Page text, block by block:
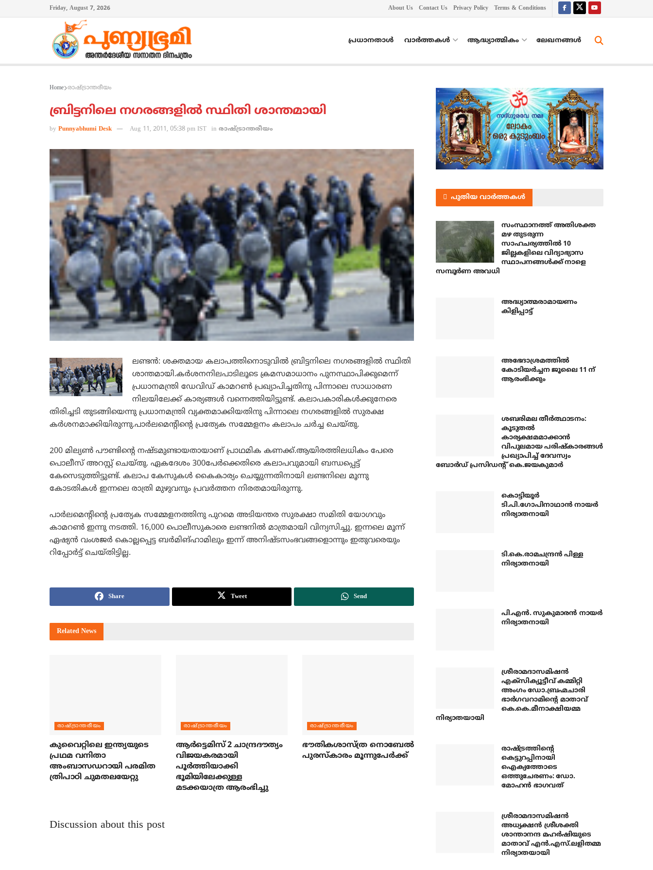
Friday, August 7, 2026 About Us Contact Us Privacy Policy Terms & Conditions
പ്രധാനതാൾ വാർത്തകൾ ആദ്ധ്യാത്മികം ലേഖനങ്ങള്‍
Home രാഷ്ട്രാന്തരീയം
ബ്രിട്ടനിലെ നഗരങ്ങളില്‍ സ്ഥിതി ശാന്തമായി
by Punnyabhumi Desk Aug 11, 2011, 05:38 pm IST in രാഷ്ട്രാന്തരീയം
ലണ്ടന്‍: ശക്തമായ കലാപത്തിനൊടുവില്‍ ബ്രിട്ടനിലെ നഗരങ്ങളില്‍ സ്ഥിതി
ശാന്തമായി.കര്‍ശനനിലപാടിലൂടെ ക്രമസമാധാനം പുനസ്ഥാപിക്കുമെന്ന്
പ്രധാനമന്ത്രി ഡേവിഡ് കാമറണ്‍ പ്രഖ്യാപിച്ചതിനു പിന്നാലെ സാധാരണ
നിലയിലേക്ക് കാര്യങ്ങള്‍ വന്നെത്തിയിട്ടുണ്ട്. കലാപകാരികള്‍ക്കുനേരെ
തിരിച്ചടി തുടങ്ങിയെന്നു പ്രധാനമന്ത്രി വ്യക്തമാക്കിയതിനു പിന്നാലെ നഗരങ്ങളില്‍ സുരക്ഷ
കര്‍ശനമാക്കിയിരുന്നു.പാര്‍ലമെന്റിന്റെ പ്രത്യേക സമ്മേളനം കലാപം ചര്‍ച്ച ചെയ്തു.
200 മില്യണ്‍ പൗണ്ടിന്റെ നഷ്ടമുണ്ടായതായാണ് പ്രാഥമിക കണക്ക്.ആയിരത്തിലധികം പേരെ
പൊലീസ് അറസ്റ്റ് ചെയ്തു. ഏകദേശം 300പേര്‍ക്കെതിരെ കലാപവുമായി ബന്ധപ്പെട്ട്
കേസെടുത്തിട്ടുണ്ട്. കലാപ കേസുകള്‍ കൈകാര്യം ചെയ്യുന്നതിനായി ലണ്ടനിലെ മൂന്നു
കോടതികള്‍ ഇന്നലെ രാത്രി മുഴുവനും പ്രവര്‍ത്തന നിരതമായിരുന്നു.
പാര്‍ലമെന്റിന്റെ പ്രത്യേക സമ്മേളനത്തിനു പുറമെ അടിയന്തര സുരക്ഷാ സമിതി യോഗവും
കാമറണ്‍ ഇന്നു നടത്തി. 16,000 പൊലീസുകാരെ ലണ്ടനില്‍ മാത്രമായി വിന്യസിച്ചു. ഇന്നലെ മൂന്ന്
ഏഷ്യന്‍ വംശജര്‍ കൊല്ലപ്പെട്ട ബര്‍മിങ്ഹാമിലും ഇന്ന് അനിഷ്ടസംഭവങ്ങളൊന്നും ഇതുവരെയും
റിപ്പോര്‍ട്ട് ചെയ്തിട്ടില്ല.
Share Tweet Send
Related News
രാഷ്ട്രാന്തരീയം
കുവൈറ്റിലെ ഇന്ത്യയുടെ
പ്രഥമ വനിതാ
അംബാസഡറായി പരമിത
ത്രിപാഠി ചുമതലയേറ്റു
രാഷ്ട്രാന്തരീയം
ആര്‍ട്ടെമിസ് 2 ചാന്ദ്രദൗത്യം
വിജയകരമായി
പൂര്‍ത്തിയാക്കി
ഭൂമിയിലേക്കുള്ള
മടക്കയാത്ര ആരംഭിച്ചു
രാഷ്ട്രാന്തരീയം
ഭൗതികശാസ്ത്ര നൊബേല്‍
പുരസ്‌കാരം മൂന്നുപേര്‍ക്ക്
Discussion about this post
പുതിയ വാർത്തകൾ
സംസ്ഥാനത്ത് അതിശക്ത
മഴ തുടരുന്ന
സാഹചര്യത്തിൽ 10
ജില്ലകളിലെ വിദ്യാഭ്യാസ
സ്ഥാപനങ്ങൾക്ക് നാളെ
സമ്പൂർണ അവധി
അദ്ധ്യാത്മരാമായണം
കിളിപ്പാട്ട്
അഭേദാശ്രമത്തില്‍
കോടിയര്‍ച്ചന ജൂലൈ 11 ന്
ആരംഭിക്കും
ശബരിമല തീര്‍ത്ഥാടനം:
കൂടുതല്‍
കാര്യക്ഷമമാക്കാന്‍
വിപുലമായ പരിഷ്‌കാരങ്ങള്‍
പ്രഖ്യാപിച്ച് ദേവസ്വം
ബോര്‍ഡ് പ്രസിഡന്റ് കെ.ജയകുമാര്‍
കൊട്ടിയൂര്‍
ടി.പി.ഗോപിനാഥാന്‍ നായര്‍
നിര്യാതനായി
ടി.കെ.രാമചന്ദ്രന്‍ പിള്ള
നിര്യാതനായി
പി.എന്‍. സുകുമാരന്‍ നായര്‍
നിര്യാതനായി
ശ്രീരാമദാസമിഷന്‍
എക്‌സിക്യൂട്ടീവ് കമ്മിറ്റി
അംഗം ഡോ.ബ്രഹ്മചാരി
ഭാര്‍ഗവറാമിന്റെ മാതാവ്
കെ.കെ.മീനാക്ഷിയമ്മ
നിര്യാതയായി
രാഷ്ട്രത്തിന്റെ
കെട്ടുറപ്പിനായി
ഐക്യത്തോടെ
ഒത്തുചേരണം: ഡോ.
മോഹന്‍ ഭാഗവത്
ശ്രീരാമദാസമിഷന്‍
അധ്യക്ഷന്‍ ശ്രീശക്തി
ശാന്താനന്ദ മഹര്‍ഷിയുടെ
മാതാവ് എന്‍.എസ്.ലളിതമ്മ
നിര്യാതയായി